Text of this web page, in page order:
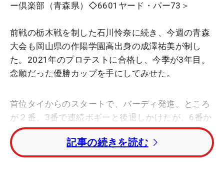
ー倶楽部（青森県）◇6601ヤード・パー73＞
前戦の栃木戦を制した石川怜奈に続き、今週の青森
大会も岡山県の作陽学園高出身の成澤祐美が制し
た。2021年のプロテストに合格し、今季が3年目。
念願だった優勝カップを手にしてみせた。
首位タイからのスタートで、バーディ発進。ところ
が２番、3番で連続ボギーと後退しかけたが、6番か
ら連続バーディ。後半に入ると13番までに3バーデ
ィ。結局サンデーバックナインで5バーディ（1ボギ
ー）を奪った。終わってみれば2位に3打差をつけ
記事の続きを読む